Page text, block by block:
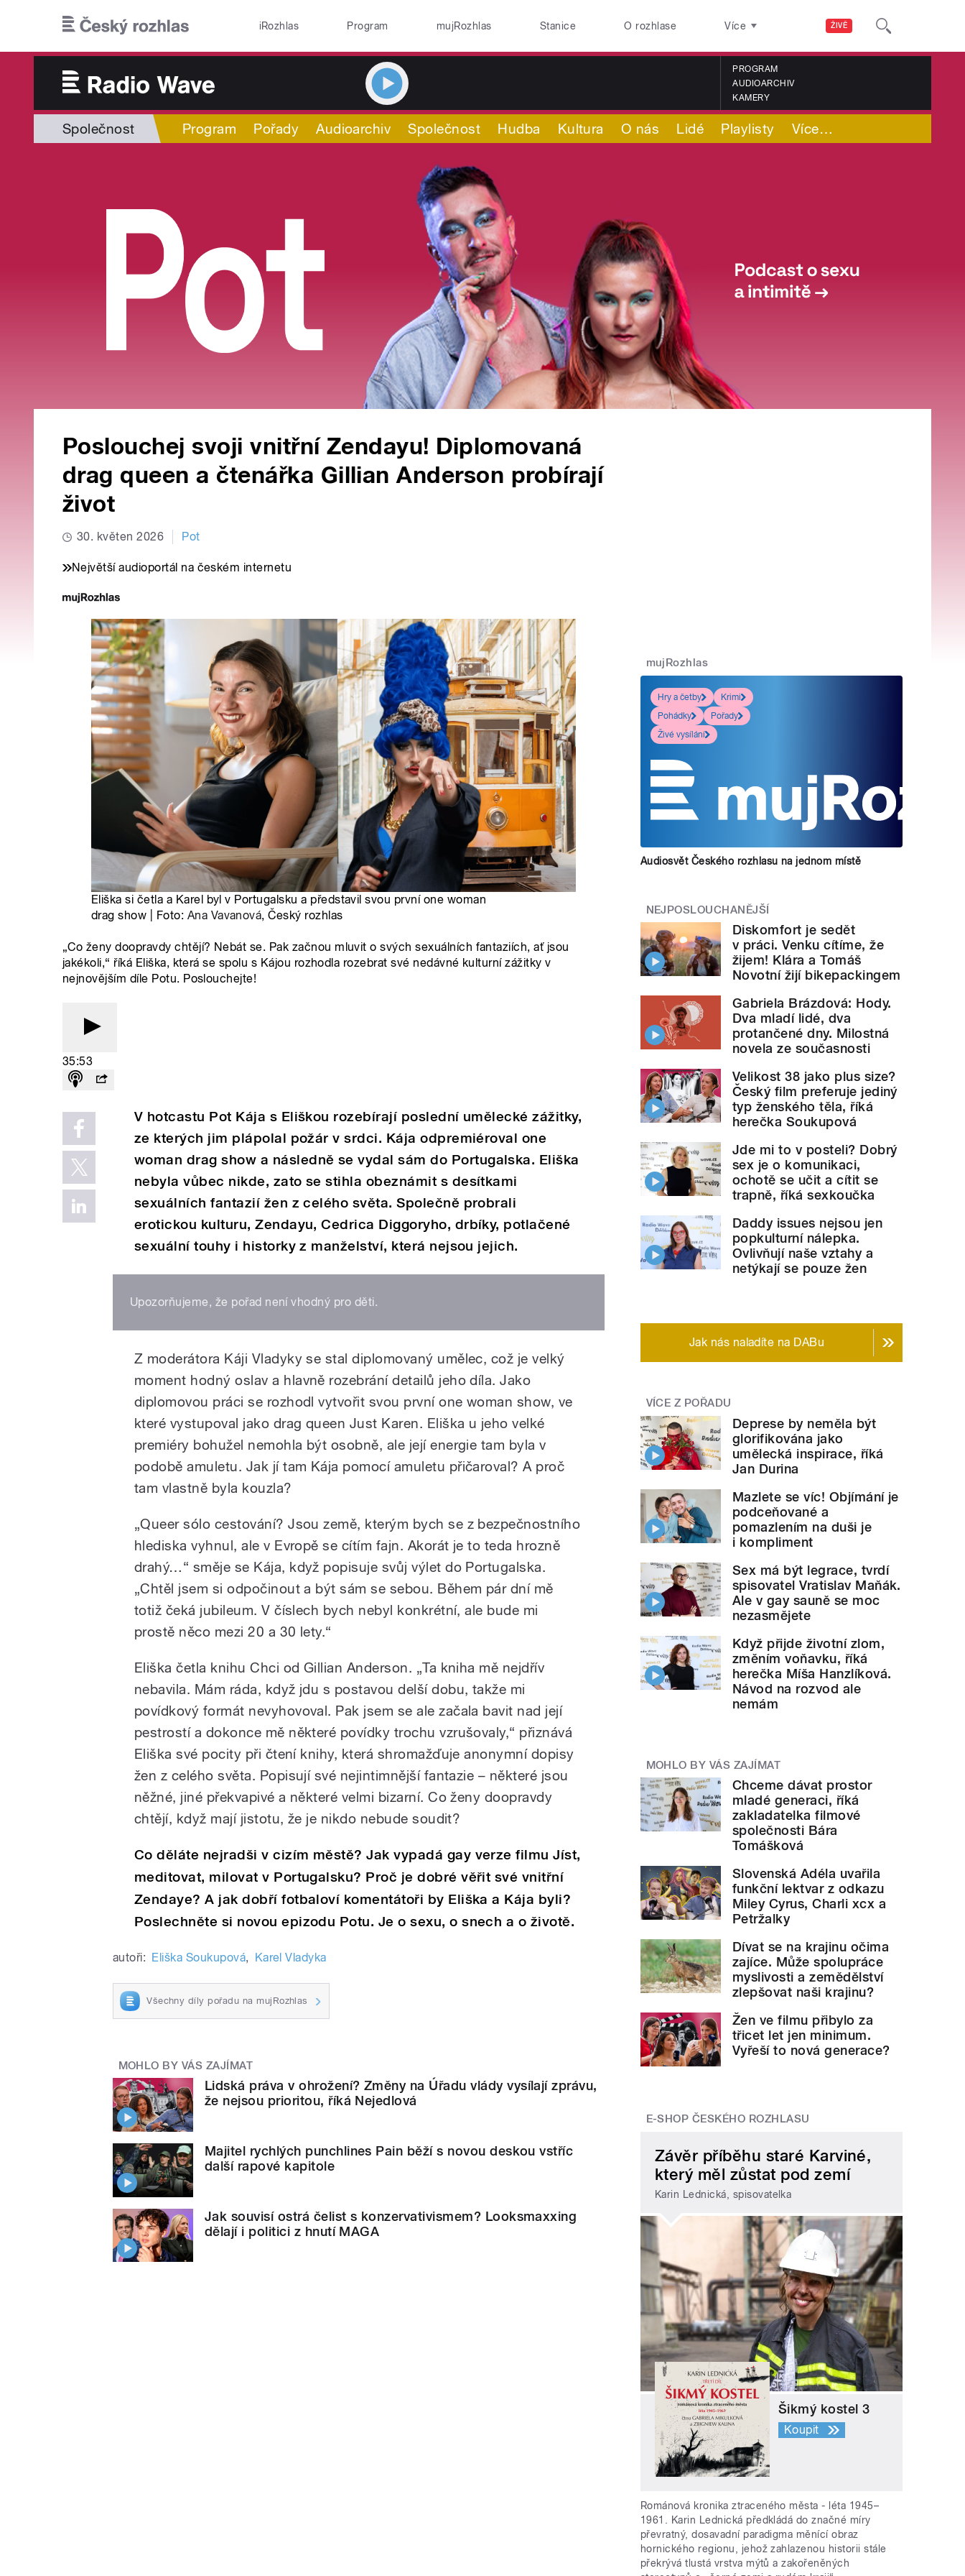
ŽIVĚ
iRozhlas Program mujRozhlas Stanice O rozhlase Více
PROGRAM
AUDIOARCHIV
KAMERY
Společnost Program Pořady Audioarchiv Společnost Hudba Kultura O nás Lidé Playlisty Více…
Poslouchej svoji vnitřní Zendayu! Diplomovaná
drag queen a čtenářka Gillian Anderson probírají
život
30. květen 2026 Pot
Největší audioportál na českém internetu
Eliška si četla a Karel byl v Portugalsku a představil svou první one woman
drag show | Foto: Ana Vavanová, Český rozhlas
„Co ženy doopravdy chtějí? Nebát se. Pak začnou mluvit o svých sexuálních fantaziích, ať jsou
jakékoli,“ říká Eliška, která se spolu s Kájou rozhodla rozebrat své nedávné kulturní zážitky v
nejnovějším díle Potu. Poslouchejte!
35:53
V hotcastu Pot Kája s Eliškou rozebírají poslední umělecké zážitky,
ze kterých jim plápolal požár v srdci. Kája odpremiéroval one
woman drag show a následně se vydal sám do Portugalska. Eliška
nebyla vůbec nikde, zato se stihla obeznámit s desítkami
sexuálních fantazií žen z celého světa. Společně probrali
erotickou kulturu, Zendayu, Cedrica Diggoryho, drbíky, potlačené
sexuální touhy i historky z manželství, která nejsou jejich.
Upozorňujeme, že pořad není vhodný pro děti.
Z moderátora Káji Vladyky se stal diplomovaný umělec, což je velký
moment hodný oslav a hlavně rozebrání detailů jeho díla. Jako
diplomovou práci se rozhodl vytvořit svou první one woman show, ve
které vystupoval jako drag queen Just Karen. Eliška u jeho velké
premiéry bohužel nemohla být osobně, ale její energie tam byla v
podobě amuletu. Jak jí tam Kája pomocí amuletu přičaroval? A proč
tam vlastně byla kouzla?
„Queer sólo cestování? Jsou země, kterým bych se z bezpečnostního
hlediska vyhnul, ale v Evropě se cítím fajn. Akorát je to teda hrozně
drahý…“ směje se Kája, když popisuje svůj výlet do Portugalska.
„Chtěl jsem si odpočinout a být sám se sebou. Během pár dní mě
totiž čeká jubileum. V číslech bych nebyl konkrétní, ale bude mi
prostě něco mezi 20 a 30 lety.“
Eliška četla knihu Chci od Gillian Anderson. „Ta kniha mě nejdřív
nebavila. Mám ráda, když jdu s postavou delší dobu, takže mi
povídkový formát nevyhovoval. Pak jsem se ale začala bavit nad její
pestrostí a dokonce mě některé povídky trochu vzrušovaly,“ přiznává
Eliška své pocity při čtení knihy, která shromažďuje anonymní dopisy
žen z celého světa. Popisují své nejintimnější fantazie – některé jsou
něžné, jiné překvapivé a některé velmi bizarní. Co ženy doopravdy
chtějí, když mají jistotu, že je nikdo nebude soudit?
Co děláte nejradši v cizím městě? Jak vypadá gay verze filmu Jíst,
meditovat, milovat v Portugalsku? Proč je dobré věřit své vnitřní
Zendaye? A jak dobří fotbaloví komentátoři by Eliška a Kája byli?
Poslechněte si novou epizodu Potu. Je o sexu, o snech a o životě.
autoři: Eliška Soukupová, Karel Vladyka
Všechny díly pořadu na mujRozhlas
MOHLO BY VÁS ZAJÍMAT
Lidská práva v ohrožení? Změny na Úřadu vlády vysílají zprávu,
že nejsou prioritou, říká Nejedlová
Majitel rychlých punchlines Pain běží s novou deskou vstříc
další rapové kapitole
Jak souvisí ostrá čelist s konzervativismem? Looksmaxxing
dělají i politici z hnutí MAGA
mujRozhlas
Hry a četby
Krimi
Pohádky
Pořady
Živé vysílání
Audiosvět Českého rozhlasu na jednom místě
NEJPOSLOUCHANĚJŠÍ
Diskomfort je sedět
v práci. Venku cítíme, že
žijem! Klára a Tomáš
Novotní žijí bikepackingem
Gabriela Brázdová: Hody.
Dva mladí lidé, dva
protančené dny. Milostná
novela ze současnosti
Velikost 38 jako plus size?
Český film preferuje jediný
typ ženského těla, říká
herečka Soukupová
Jde mi to v posteli? Dobrý
sex je o komunikaci,
ochotě se učit a cítit se
trapně, říká sexkoučka
Daddy issues nejsou jen
popkulturní nálepka.
Ovlivňují naše vztahy a
netýkají se pouze žen
Jak nás naladíte na DABu
VÍCE Z POŘADU
Deprese by neměla být
glorifikována jako
umělecká inspirace, říká
Jan Durina
Mazlete se víc! Objímání je
podceňované a
pomazlením na duši je
i kompliment
Sex má být legrace, tvrdí
spisovatel Vratislav Maňák.
Ale v gay sauně se moc
nezasmějete
Když přijde životní zlom,
změním voňavku, říká
herečka Míša Hanzlíková.
Návod na rozvod ale
nemám
MOHLO BY VÁS ZAJÍMAT
Chceme dávat prostor
mladé generaci, říká
zakladatelka filmové
společnosti Bára
Tomášková
Slovenská Adéla uvařila
funkční lektvar z odkazu
Miley Cyrus, Charli xcx a
Petržalky
Dívat se na krajinu očima
zajíce. Může spolupráce
myslivosti a zemědělství
zlepšovat naši krajinu?
Žen ve filmu přibylo za
třicet let jen minimum.
Vyřeší to nová generace?
E-SHOP ČESKÉHO ROZHLASU
Závěr příběhu staré Karviné,
který měl zůstat pod zemí
Karin Lednická, spisovatelka
Šikmý kostel 3
Koupit
Románová kronika ztraceného města - léta 1945–
1961. Karin Lednická předkládá do značné míry
převratný, dosavadní paradigma měnící obraz
hornického regionu, jehož zahlazenou historii stále
překrývá tlustá vrstva mýtů a zakořeněných